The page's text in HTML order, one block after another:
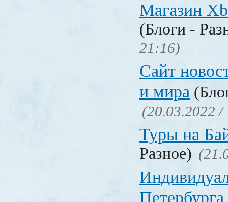
Магазин
(Блоги -
21:16)
Сайт
и мира
(20.03.2022 /
Туры на
Разное)
Петербурга